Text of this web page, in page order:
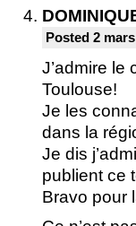
Posted 2
J’admire le
Toulouse!
Je les
dans la
Je dis
publient ce
Bravo pour